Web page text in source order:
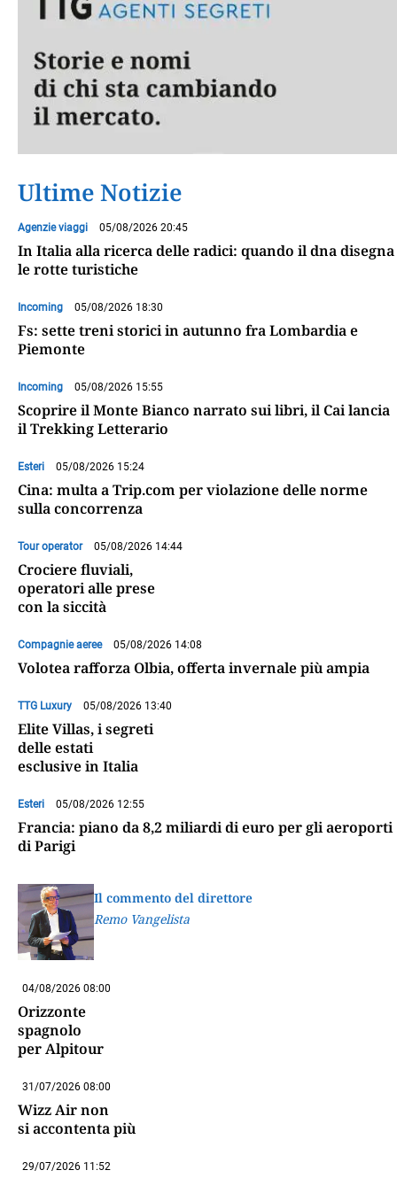
Ultime Notizie
Agenzie viaggi 05/08/2026 20:45
In Italia alla ricerca delle radici: quando il dna disegna
le rotte turistiche
Incoming 05/08/2026 18:30
Fs: sette treni storici in autunno fra Lombardia e
Piemonte
Incoming 05/08/2026 15:55
Scoprire il Monte Bianco narrato sui libri, il Cai lancia
il Trekking Letterario
Esteri 05/08/2026 15:24
Cina: multa a Trip.com per violazione delle norme
sulla concorrenza
Tour operator 05/08/2026 14:44
Crociere fluviali,
operatori alle prese
con la siccità
Compagnie aeree 05/08/2026 14:08
Volotea rafforza Olbia, offerta invernale più ampia
TTG Luxury 05/08/2026 13:40
Elite Villas, i segreti
delle estati
esclusive in Italia
Esteri 05/08/2026 12:55
Francia: piano da 8,2 miliardi di euro per gli aeroporti
di Parigi
Il commento del direttore
Remo Vangelista
04/08/2026 08:00
Orizzonte
spagnolo
per Alpitour
31/07/2026 08:00
Wizz Air non
si accontenta più
29/07/2026 11:52